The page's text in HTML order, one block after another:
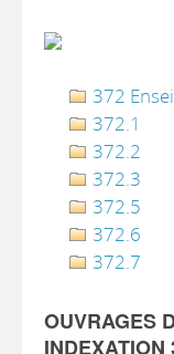
372
372.1
372.2
372.3
372.5
372.6
372.7
OUVRAGES
INDEXATION